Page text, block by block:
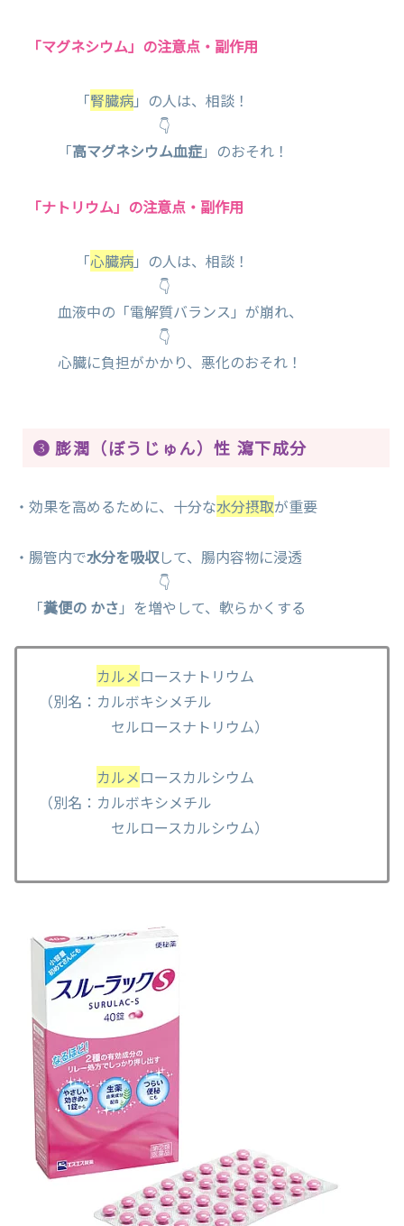
「マグネシウム」の注意点・副作用
「腎臓病」の人は、相談！
👇
「高マグネシウム血症」のおそれ！
「ナトリウム」の注意点・副作用
「心臓病」の人は、相談！
👇
血液中の「電解質バランス」が崩れ、
👇
心臓に負担がかかり、悪化のおそれ！
❸ 膨潤（ぼうじゅん）性 瀉下成分
・効果を高めるために、十分な水分摂取が重要
・腸管内で水分を吸収して、腸内容物に浸透
👇
「糞便の かさ 」を増やして、軟らかくする
カルメロースナトリウム
（別名：カルボキシメチル
セルロースナトリウム）
カルメロースカルシウム
（別名：カルボキシメチル
セルロースカルシウム）